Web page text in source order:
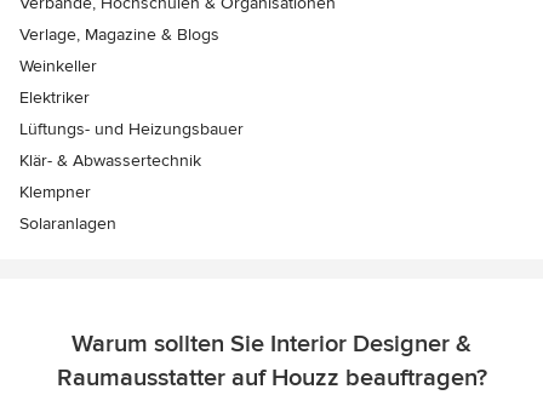
Verlage, Magazine & Blogs
Weinkeller
Elektriker
Lüftungs- und Heizungsbauer
Klär- & Abwassertechnik
Klempner
Solaranlagen
Warum sollten Sie Interior Designer &
Raumausstatter auf Houzz beauftragen?